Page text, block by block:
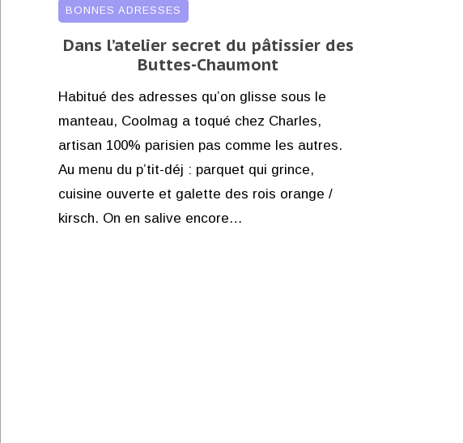
BONNES ADRESSES
Dans l’atelier secret du pâtissier des
Buttes-Chaumont
Habitué des adresses qu’on glisse sous le
manteau, Coolmag a toqué chez Charles,
artisan 100% parisien pas comme les autres.
Au menu du p’tit-déj : parquet qui grince,
cuisine ouverte et galette des rois orange /
kirsch. On en salive encore…